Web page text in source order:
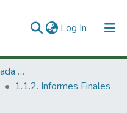
Log In (current)
1. Investigación Financiada con Recursos Públicos
1.1.2. Informes Finales